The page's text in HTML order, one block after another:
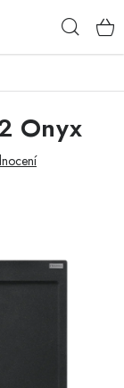
Onyx